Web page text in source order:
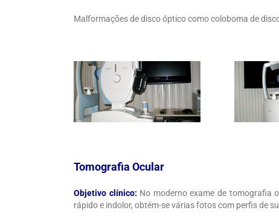
Malformações de disco óptico como coloboma de
Tomografia Ocular
Objetivo clínico: No moderno exame de tomografia
rápido e indolor, obtém-se várias fotos com perfis de